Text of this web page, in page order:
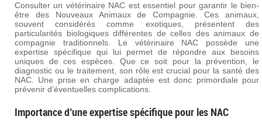
Consulter un vétérinaire NAC est essentiel pour garantir le bien-
être des Nouveaux Animaux de Compagnie. Ces animaux,
souvent considérés comme exotiques, présentent des
particularités biologiques différentes de celles des animaux de
compagnie traditionnels. Le vétérinaire NAC possède une
expertise spécifique qui lui permet de répondre aux besoins
uniques de ces espèces. Que ce soit pour la prévention, le
diagnostic ou le traitement, son rôle est crucial pour la santé des
NAC. Une prise en charge adaptée est donc primordiale pour
prévenir d’éventuelles complications.
Importance d’une expertise spécifique pour les NAC